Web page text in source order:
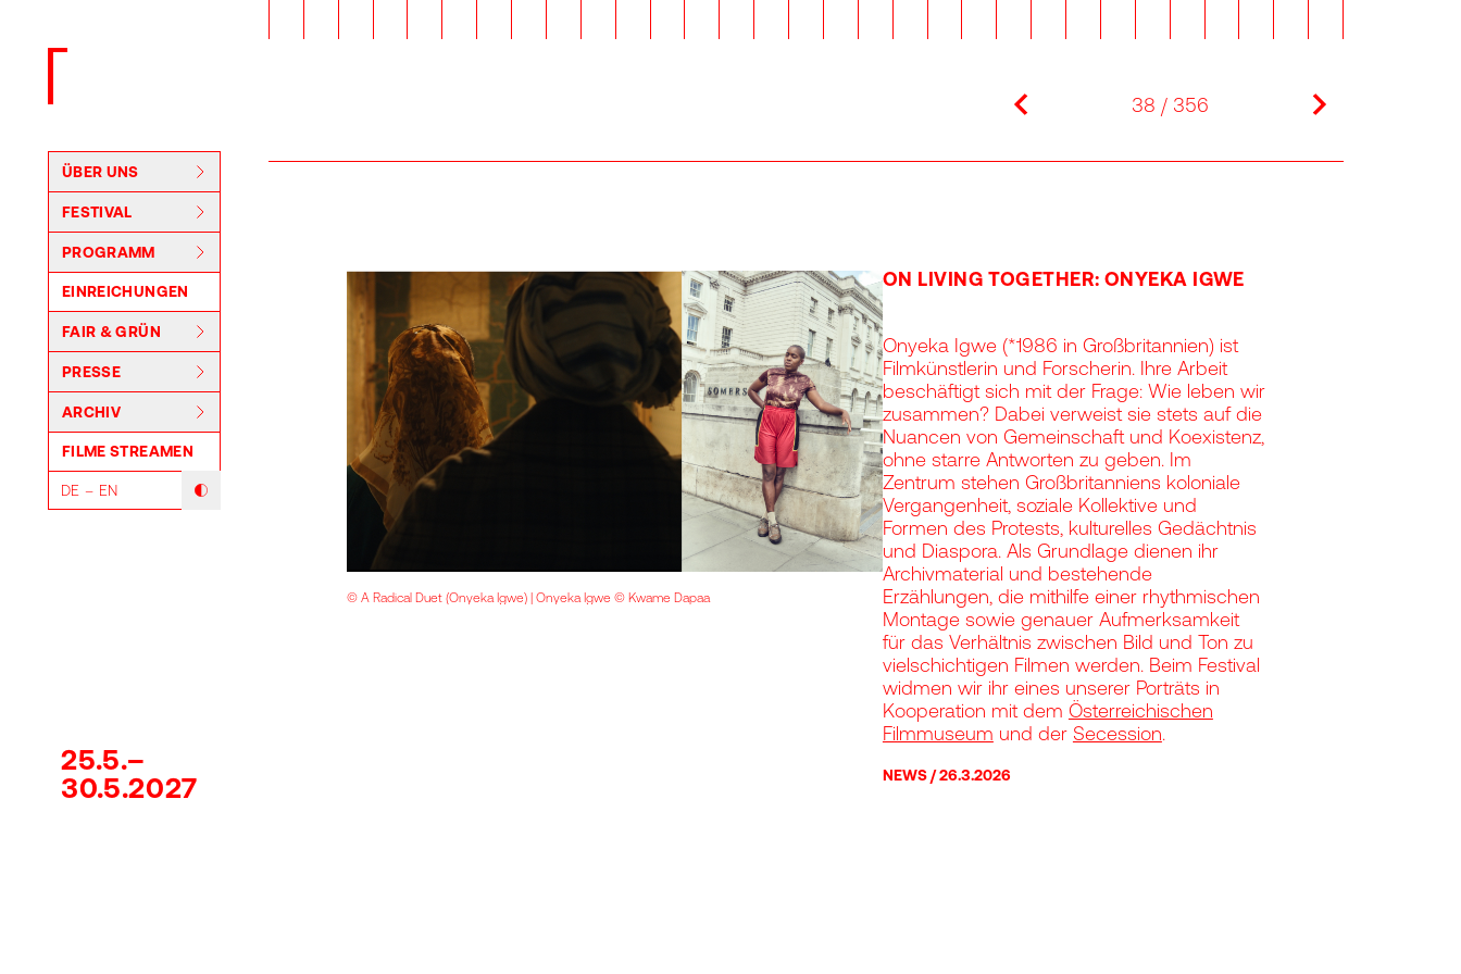
Zurück zur Startseite
ÜBER UNS
FESTIVAL
PROGRAMM
EINREICHUNGEN
FAIR & GRÜN
PRESSE
ARCHIV
FILME STREAMEN
DE EN Modus mit hohem Kontrast umschalten
25.5.–
30.5.2027
previous 38 / 356 next
© A Radical Duet (Onyeka Igwe) | Onyeka Igwe © Kwame Dapaa
ON LIVING TOGETHER: ONYEKA IGWE
Onyeka Igwe (*1986 in Großbritannien) ist
Filmkünstlerin und Forscherin. Ihre Arbeit
beschäftigt sich mit der Frage: Wie leben wir
zusammen? Dabei verweist sie stets auf die
Nuancen von Gemeinschaft und Koexistenz,
ohne starre Antworten zu geben. Im
Zentrum stehen Großbritanniens koloniale
Vergangenheit, soziale Kollektive und
Formen des Protests, kulturelles Gedächtnis
und Diaspora. Als Grundlage dienen ihr
Archivmaterial und bestehende
Erzählungen, die mithilfe einer rhythmischen
Montage sowie genauer Aufmerksamkeit
für das Verhältnis zwischen Bild und Ton zu
vielschichtigen Filmen werden. Beim Festival
widmen wir ihr eines unserer Porträts in
Kooperation mit dem Österreichischen
Filmmuseum und der Secession.
NEWS 26.3.2026